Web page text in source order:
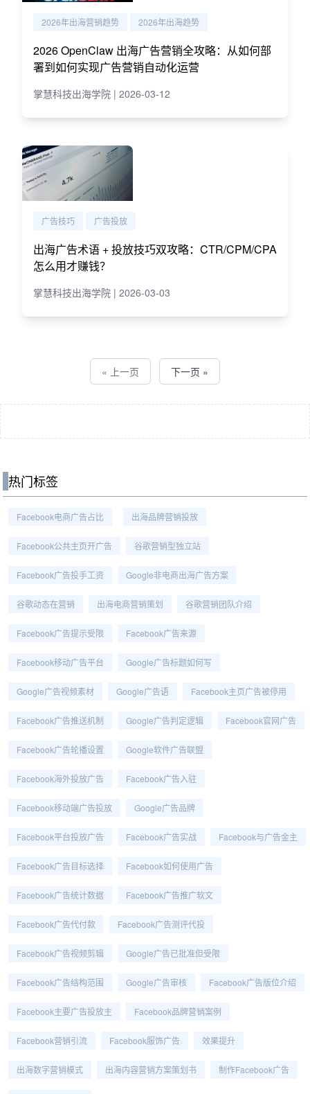
2026年出海营销趋势 2026年出海趋势
2026 OpenClaw 出海广告营销全攻略：从如何部
署到如何实现广告营销自动化运营
掌慧科技出海学院 | 2026-03-12
广告技巧 广告投放
出海广告术语 + 投放技巧双攻略：CTR/CPM/CPA
怎么用才赚钱？
掌慧科技出海学院 | 2026-03-03
« 上一页 下一页 »
热门标签
Facebook电商广告占比 出海品牌营销投放
Facebook公共主页开广告 谷歌营销型独立站
Facebook广告投手工资 Google非电商出海广告方案
谷歌动态在营销 出海电商营销策划 谷歌营销团队介绍
Facebook广告提示受限 Facebook广告来源
Facebook移动广告平台 Google广告标题如何写
Google广告视频素材 Google广告语 Facebook主页广告被停用
Facebook广告推送机制 Google广告判定逻辑 Facebook官网广告
Facebook广告轮播设置 Google软件广告联盟
Facebook海外投放广告 Facebook广告入驻
Facebook移动端广告投放 Google广告品牌
Facebook平台投放广告 Facebook广告实战 Facebook与广告金主
Facebook广告目标选择 Facebook如何使用广告
Facebook广告统计数据 Facebook广告推广软文
Facebook广告代付款 Facebook广告测评代投
Facebook广告视频剪辑 Google广告已批准但受限
Facebook广告结构范围 Google广告审核 Facebook广告版位介绍
Facebook主要广告投放主 Facebook品牌营销案例
Facebook营销引流 Facebook服饰广告 效果提升
出海数字营销模式 出海内容营销方案策划书 制作Facebook广告